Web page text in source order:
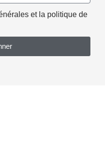
et la politique de